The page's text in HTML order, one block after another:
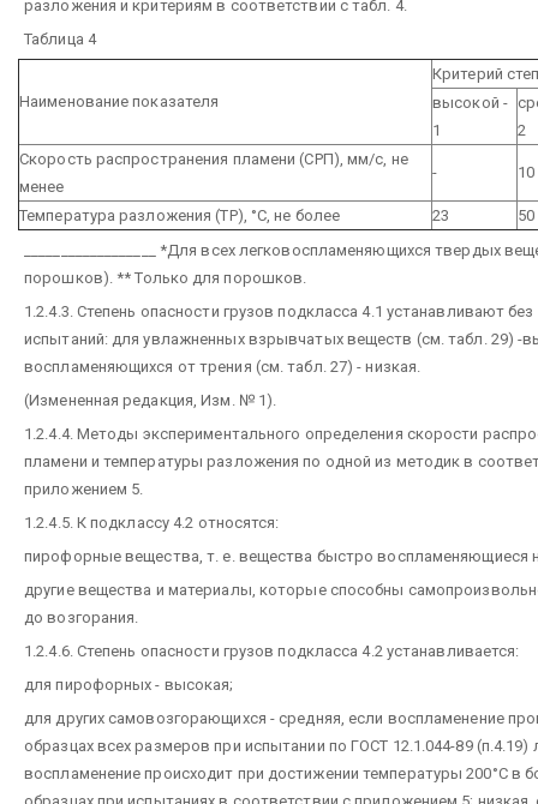
разложения и критериям в соответствии с табл. 4.
Таблица 4
Наименование показателя
Критерий
высокой -
1
2
Скорость распространения пламени (СРП), мм/с, не
менее
- 10
Температура разложения (ТР), °С, не более 23
50
*Для всех легковоспламеняющихся твердых
порошков). ** Только для порошков.
1.2.4.3. Степень опасности грузов подкласса 4.1 устанавливают
испытаний: для увлажненных взрывчатых веществ (см. табл. 29) -
воспламеняющихся от трения (см. табл. 27) - низкая.
(Измененная редакция, Изм. № 1).
1.2.4.4. Методы экспериментального определения скорости
пламени и температуры разложения по одной из методик в
приложением 5.
1.2.4.5. К подклассу 4.2 относятся:
пирофорные вещества, т. е. вещества быстро воспламеняющиеся
другие вещества и материалы, которые способны
до возгорания.
1.2.4.6. Степень опасности грузов подкласса 4.2 устанавливается:
для пирофорных - высокая;
для других самовозгорающихся - средняя, если воспламенение
образцах всех размеров при испытании по ГОСТ 12.1.044-89 (п.4.19)
воспламенение происходит при достижении температуры 200°С в
образцах при испытаниях в соответствии с приложением 5; низкая,